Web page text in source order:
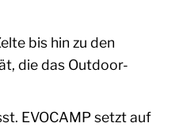
bis hin zu den
die das Outdoor-
EVOCAMP setzt auf